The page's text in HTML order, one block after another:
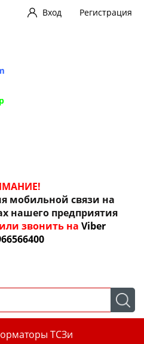
Вход Регистрация
мобильной связи на
нашего предприятия
звонить на Viber
ТСЗи